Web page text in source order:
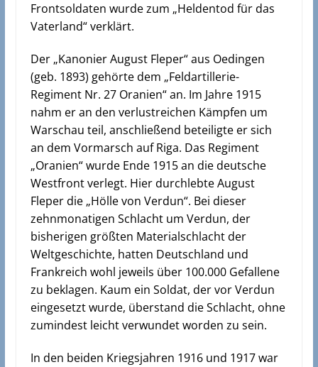
Frontsoldaten wurde zum „Heldentod für das
Vaterland“ verklärt.
Der „Kanonier August Fleper“ aus Oedingen
(geb. 1893) gehörte dem „Feldartillerie-
Regiment Nr. 27 Oranien“ an. Im Jahre 1915
nahm er an den verlustreichen Kämpfen um
Warschau teil, anschließend beteiligte er sich
an dem Vormarsch auf Riga. Das Regiment
„Oranien“ wurde Ende 1915 an die deutsche
Westfront verlegt. Hier durchlebte August
Fleper die „Hölle von Verdun“. Bei dieser
zehnmonatigen Schlacht um Verdun, der
bisherigen größten Materialschlacht der
Weltgeschichte, hatten Deutschland und
Frankreich wohl jeweils über 100.000 Gefallene
zu beklagen. Kaum ein Soldat, der vor Verdun
eingesetzt wurde, überstand die Schlacht, ohne
zumindest leicht verwundet worden zu sein.
In den beiden Kriegsjahren 1916 und 1917 war